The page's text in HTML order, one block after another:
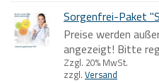
Sorgenfrei-Paket
Preise werden
angezeigt! Bitte
Zzgl. 20% MwSt.
zzgl. Versand